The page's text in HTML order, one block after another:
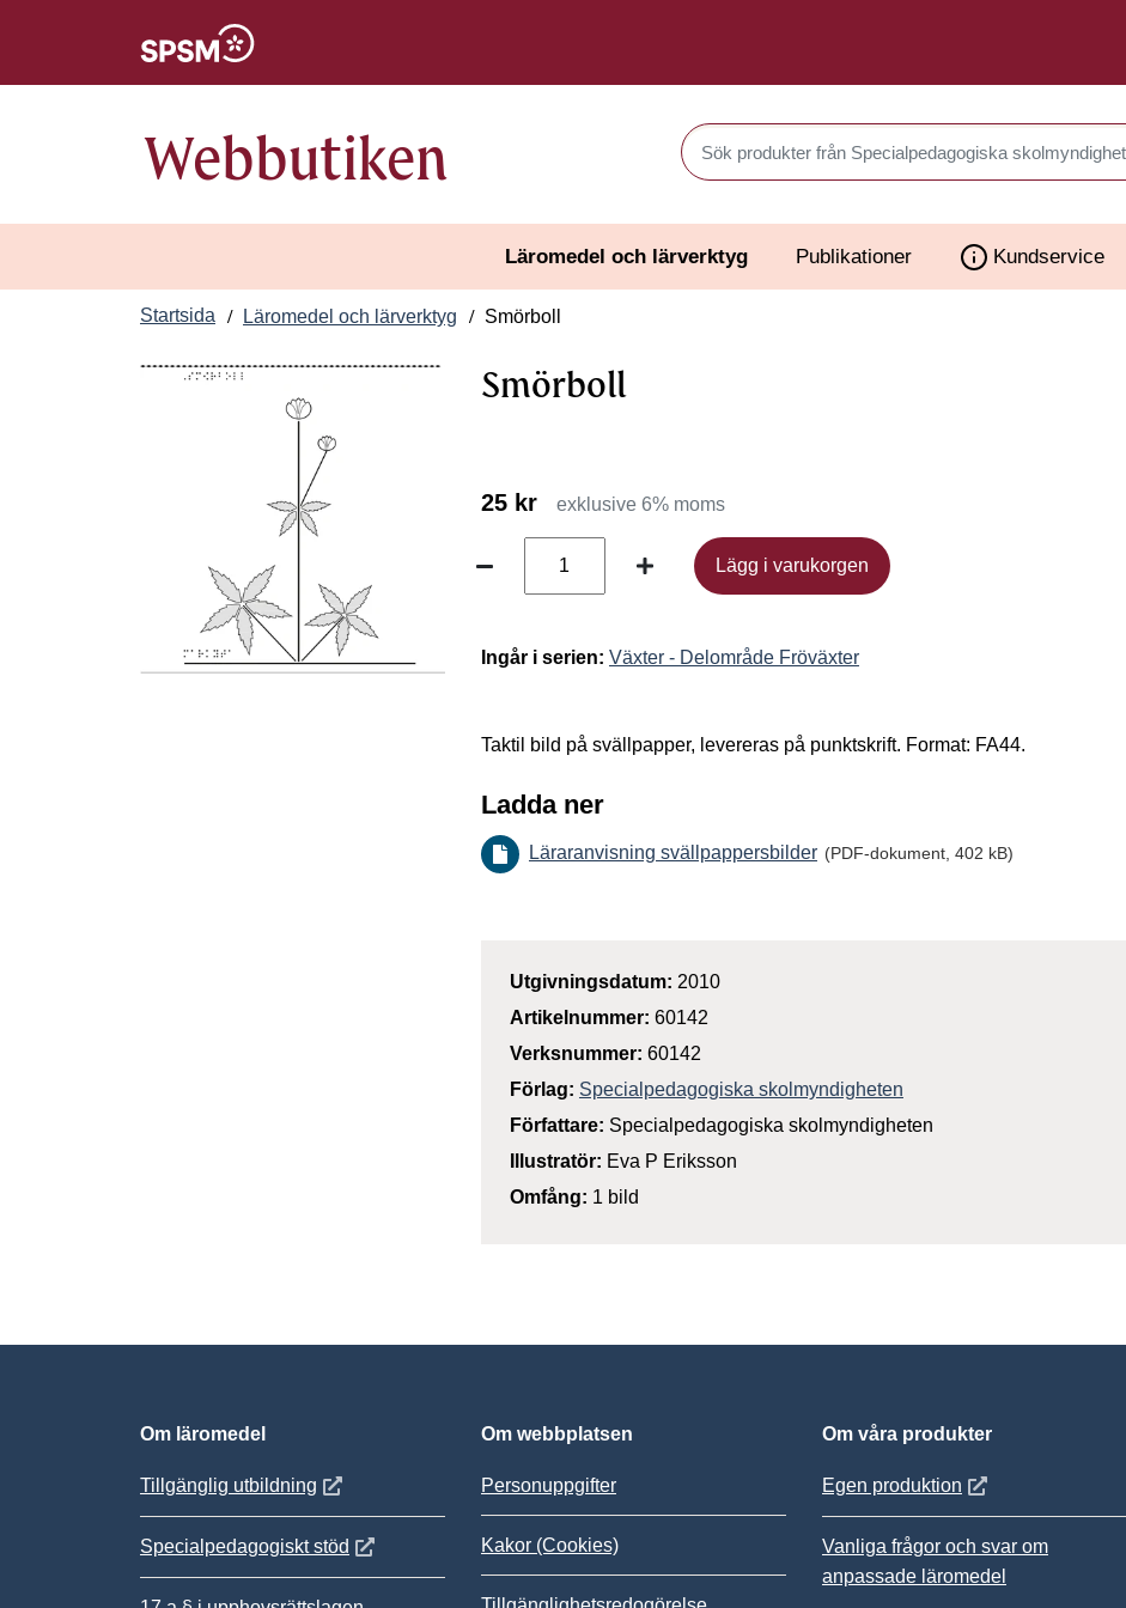
Webbutiken Sök produkter i Webbutiken
Läromedel och lärverktyg Publikationer Kundservice
Startsida Läromedel och lärverktyg Smörboll
Smörboll
25 kr exklusive 6% moms
Lägg i varukorgen
Lägg i varukorgen
Ingår i serien: Växter - Delområde Fröväxter
Taktil bild på svällpapper, levereras på punktskrift. Format: FA44.
Ladda ner
Läraranvisning svällpappersbilder (PDF-dokument, 402 kB)
Utgivningsdatum: 2010
Artikelnummer: 60142
Verksnummer: 60142
Förlag: Specialpedagogiska skolmyndigheten
Författare: Specialpedagogiska skolmyndigheten
Illustratör: Eva P Eriksson
Omfång: 1 bild
Om läromedel
Tillgänglig utbildning Öppnas i nytt fönster
Specialpedagogiskt stöd Öppnas i nytt fönster
Om webbplatsen
Personuppgifter
Kakor (Cookies)
Om våra produkter
Egen produktion Öppnas i nytt fönster
Vanliga frågor och svar om
anpassade läromedel